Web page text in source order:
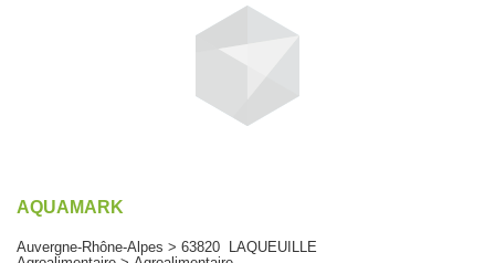
AQUAMARK
Auvergne-Rhône-Alpes > 63820 LAQUEUILLE